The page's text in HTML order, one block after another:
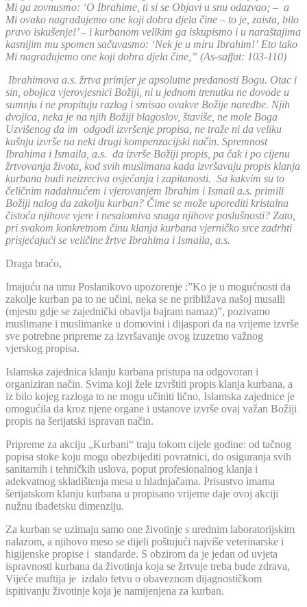
Mi ga zovnusmo: ‘O Ibrahime, ti si se Objavi u snu odazvao; – a
Mi ovako nagrađujemo one koji dobra djela čine – to je, zaista, bilo
pravo iskušenje!’ – i kurbanom velikim ga iskupismo i u naraštajima
kasnijim mu spomen sačuvasmo: ‘Nek je u miru Ibrahim!’ Eto tako
Mi nagrađujemo one koji dobra djela čine,” (As-saffat: 103-110)
Ibrahimova a.s. žrtva primjer je apsolutne predanosti Bogu. Otac i
sin, obojica vjerovjesnici Božiji, ni u jednom trenutku ne dovode u
sumnju i ne propituju razlog i smisao ovakve Božije naredbe. Njih
dvojica, neka je na njih Božiji blagoslov, štaviše, ne mole Boga
Uzvišenog da im odgodi izvršenje propisa, ne traže ni da veliku
kušnju izvrše na neki drugi kompenzacijski način. Spremnost
Ibrahima i Ismaila, a.s. da izvrše Božiji propis, pa čak i po cijenu
žrtvovanja života, kod svih muslimana kada izvršavaju propis klanja
kurbana budi neizreciva osjećanja i zapitanosti. Sa kakvim su to
čeličnim nadahnućem i vjerovanjem Ibrahim i Ismail a.s. primili
Božiji nalog da zakolju kurban? Čime se može uporediti kristalna
čistoća njihove vjere i nesalomiva snaga njihove poslušnosti? Zato,
pri svakom konkretnom činu klanja kurbana vjerničko srce zadrhti
prisjećajući se veličine žrtve Ibrahima i Ismaila, a.s.
Draga braćo,
Imajuću na umu Poslanikovo upozorenje :”Ko je u mogućnosti da
zakolje kurban pa to ne učini, neka se ne približava našoj musalli
(mjestu gdje se zajednički obavlja bajram namaz)”, pozivamo
muslimane i muslimanke u domovini i dijaspori da na vrijeme izvrše
sve potrebne pripreme za izvršavanje ovog izuzetno važnog
vjerskog propisa.
Islamska zajednica klanju kurbana pristupa na odgovoran i
organiziran način. Svima koji žele izvrštiti propis klanja kurbana, a
iz bilo kojeg razloga to ne mogu učiniti lično, Islamska zajednice je
omogućila da kroz njene organe i ustanove izvrše ovaj važan Božiji
propis na šerijatski ispravan način.
Pripreme za akciju „Kurbani“ traju tokom cijele godine: od tačnog
popisa stoke koju mogu obezbijediti povratnici, do osiguranja svih
sanitarnih i tehničkih uslova, poput profesionalnog klanja i
adekvatnog skladištenja mesa u hladnjačama. Prisustvo imama
šerijatskom klanju kurbana u propisano vrijeme daje ovoj akciji
nužnu ibadetsku dimenziju.
Za kurban se uzimaju samo one životinje s urednim laboratorijskim
nalazom, a njihovo meso se dijeli poštujući najviše veterinarske i
higijenske propise i standarde. S obzirom da je jedan od uvjeta
ispravnosti kurbana da životinja koja se žrtvuje treba bude zdrava,
Vijeće muftija je izdalo fetvu o obaveznom dijagnostičkom
ispitivanju životinje koja je namijenjena za kurban.